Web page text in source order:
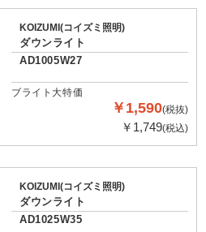
KOIZUMI(コイズミ照明)
ダウンライト
AD1005W27
ブライト大特価
￥1,590(税抜)
￥1,749(税込)
KOIZUMI(コイズミ照明)
ダウンライト
AD1025W35